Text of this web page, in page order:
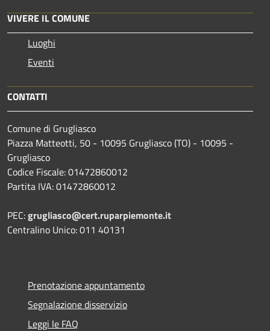
VIVERE IL COMUNE
Luoghi
Eventi
CONTATTI
Comune di Grugliasco
Piazza Matteotti, 50 - 10095 Grugliasco (TO) - 10095 -
Grugliasco
Codice Fiscale: 01472860012
Partita IVA: 01472860012
PEC:grugliasco@cert.ruparpiemonte.it
Centralino Unico: 011 40131
Prenotazione appuntamento
Segnalazione disservizio
Leggi le FAQ